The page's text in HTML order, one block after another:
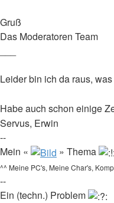
Gruß
Das Moderatoren Team
Leider bin ich da raus,
Habe auch schon einige
Servus, Erwin
--
Mein «
» Thema
^^ Meine PC's, Meine Char's,
--
Ein (techn.) Problem